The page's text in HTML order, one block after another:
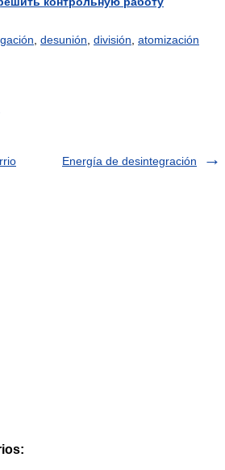
desunión división atomización
Energía de desintegración